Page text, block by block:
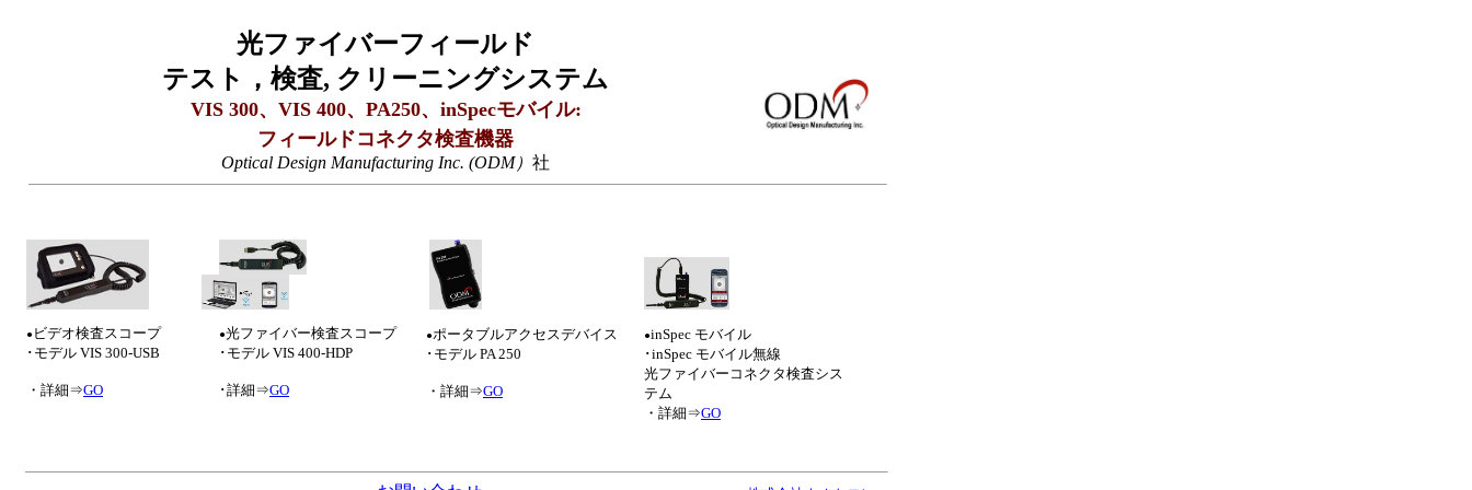
光ファイバーフィールド
テスト，検査, クリーニングシステム
VIS 300、VIS 400、PA250、inSpecモバイル:
フィールドコネクタ検査機器
Optical Design Manufacturing Inc. (ODM） 社
● ビデオ検査スコープ
･モデル VIS 300-USB
・詳細⇒GO
●光ファイバー検査スコープ
･モデル VIS 400-HDP
･詳細⇒GO
●ポータブルアクセスデバイス
･モデル PA 250
・詳細⇒GO
●inSpec モバイル
･inSpec モバイル無線
光ファイバーコネクタ検査シス
テム
・詳細⇒GO